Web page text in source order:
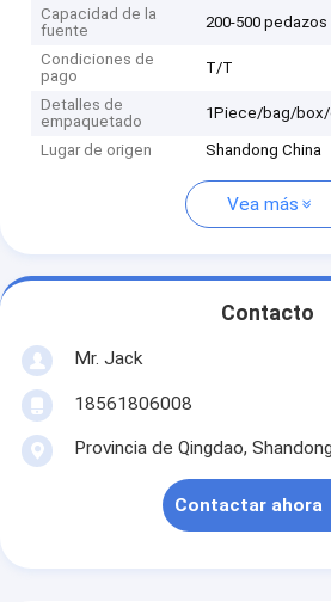
Capacidad de la
fuente
200-500 pedazos
Condiciones de
pago
T/T
Detalles de
empaquetado
1Piece/bag/
Lugar de origen Shandong China
Vea más
Contacto
Mr. Jack
18561806008
Provincia de Qingdao,
Contactar ahora